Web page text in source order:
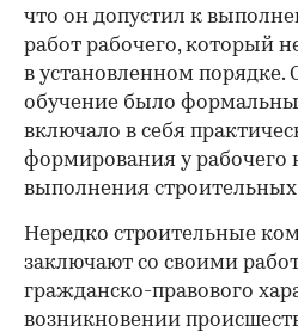
что он допустил к
работ рабочего, который
в установленном порядке.
обучение было
включало в себя
формирования у рабочего
выполнения строительных
Нередко строительные
заключают со своими
гражданско-правового
возникновении